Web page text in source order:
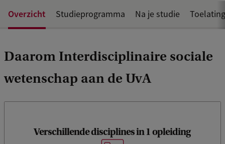
Overzicht Studieprogramma Na je studie
Daarom Interdisciplinaire sociale
wetenschap aan de UvA
Verschillende disciplines in 1 opleiding
Benader maatschappelijke vraagstukken vanuit de